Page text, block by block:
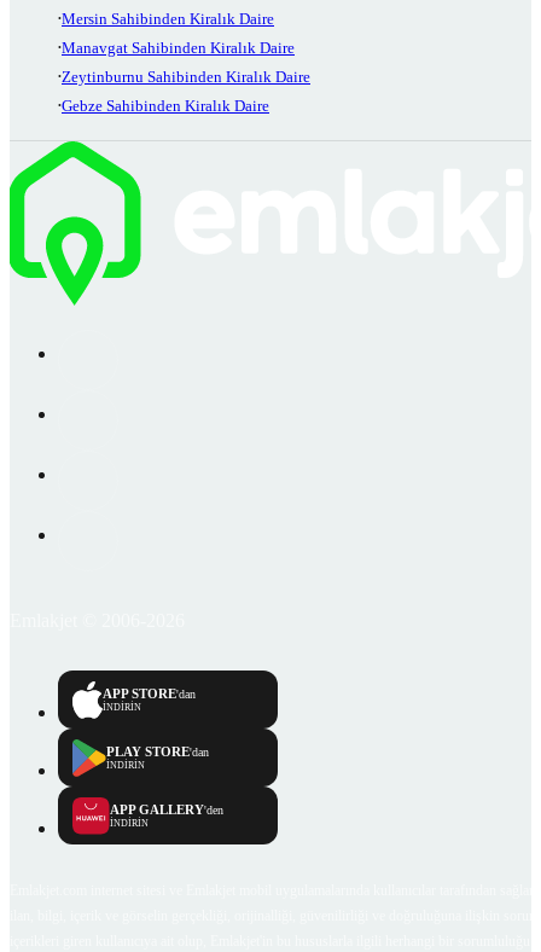
Mersin Sahibinden Kiralık Daire
Manavgat Sahibinden Kiralık Daire
Zeytinburnu Sahibinden Kiralık Daire
Gebze Sahibinden Kiralık Daire
APP STORE'dan
İNDİRİN
PLAY STORE'dan
İNDİRİN
APP GALLERY'den
İNDİRİN